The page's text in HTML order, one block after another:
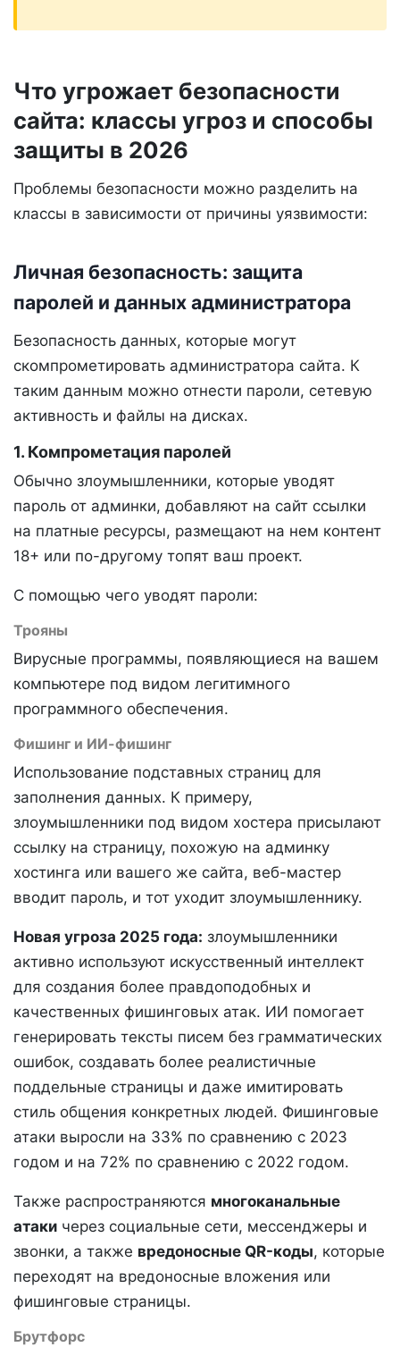
Что угрожает безопасности
сайта: классы угроз и способы
защиты в 2026
Проблемы безопасности можно разделить на
классы в зависимости от причины уязвимости:
Личная безопасность: защита
паролей и данных администратора
Безопасность данных, которые могут
скомпрометировать администратора сайта. К
таким данным можно отнести пароли, сетевую
активность и файлы на дисках.
1. Компрометация паролей
Обычно злоумышленники, которые уводят
пароль от админки, добавляют на сайт ссылки
на платные ресурсы, размещают на нем контент
18+ или по-другому топят ваш проект.
С помощью чего уводят пароли:
Трояны
Вирусные программы, появляющиеся на вашем
компьютере под видом легитимного
программного обеспечения.
Фишинг и ИИ-фишинг
Использование подставных страниц для
заполнения данных. К примеру,
злоумышленники под видом хостера присылают
ссылку на страницу, похожую на админку
хостинга или вашего же сайта, веб-мастер
вводит пароль, и тот уходит злоумышленнику.
Новая угроза 2025 года: злоумышленники
активно используют искусственный интеллект
для создания более правдоподобных и
качественных фишинговых атак. ИИ помогает
генерировать тексты писем без грамматических
ошибок, создавать более реалистичные
поддельные страницы и даже имитировать
стиль общения конкретных людей. Фишинговые
атаки выросли на 33% по сравнению с 2023
годом и на 72% по сравнению с 2022 годом.
Также распространяются многоканальные
атаки через социальные сети, мессенджеры и
звонки, а также вредоносные QR-коды, которые
переходят на вредоносные вложения или
фишинговые страницы.
Брутфорс